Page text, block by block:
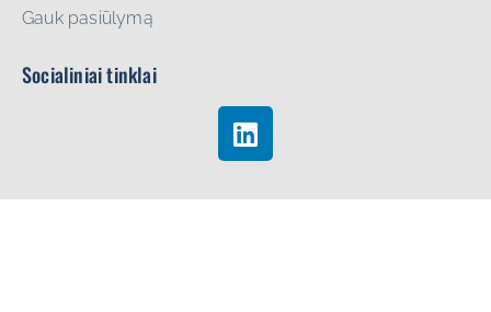
Gauk pasiūlymą
Socialiniai tinklai